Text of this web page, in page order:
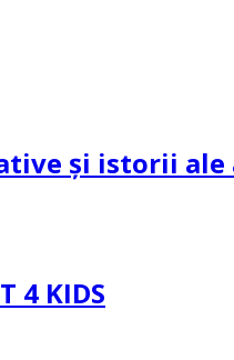
și istorii
4 KIDS